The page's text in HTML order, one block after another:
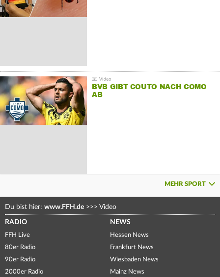
BVB GIBT COUTO NACH COMO
AB
MEHR SPORT
Du bist hier: www.FFH.de >>> Video
RADIO
FFH Live
80er Radio
90er Radio
2000er Radio
NEWS
Hessen News
Frankfurt News
Wiesbaden News
Mainz News